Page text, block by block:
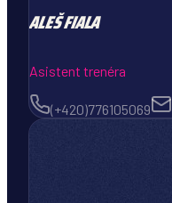
ALEŠFIALA
Asistent trenéra
(+420)776105069